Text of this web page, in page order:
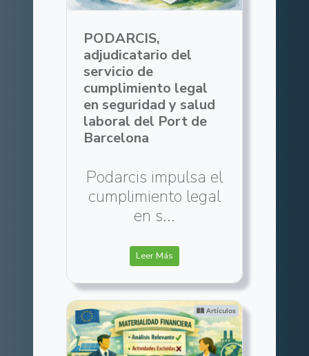
PODARCIS,
adjudicatario del
servicio de
cumplimiento legal
en seguridad y salud
laboral del Port de
Barcelona
Podarcis impulsa el
cumplimiento legal
en s...
Leer Más
Artículos